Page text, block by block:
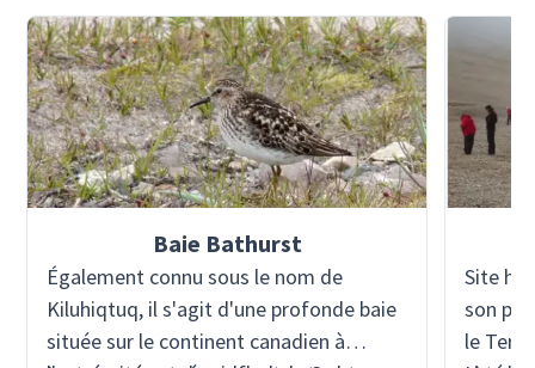
Baie Bathurst
Également connu sous le nom de
Kiluhiqtuq, il s'agit d'une profonde baie
située sur le continent canadien à
Site
son
le